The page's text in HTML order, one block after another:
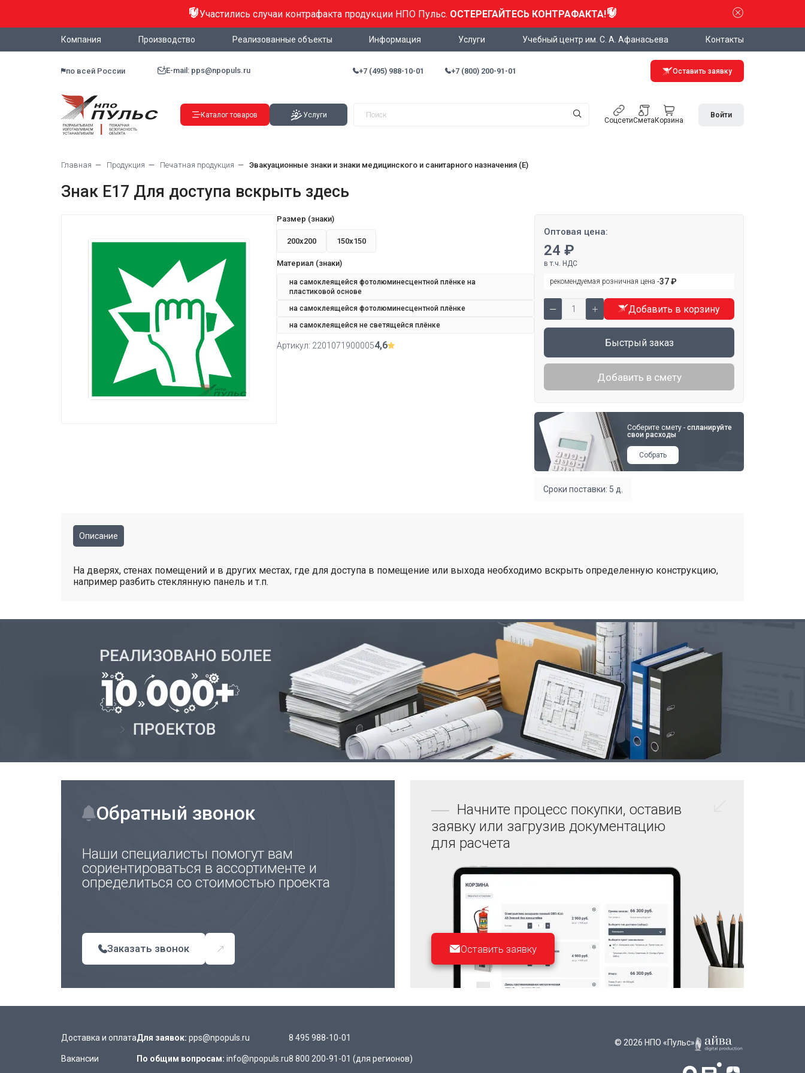
Участились случаи контрафакта продукции НПО Пульс. ОСТЕРЕГАЙТЕСЬ КОНТРАФАКТА!
Компания Производство Реализованные объекты Информация Услуги Учебный центр им. С. А. Афанасьева Контакты
по всей России E-mail: pps@npopuls.ru +7 (495) 988-10-01 +7 (800) 200-91-01 Оставить заявку
Каталог товаров Услуги
СоцсетиСмета Корзина
Войти
Главная Продукция Печатная продукция Эвакуационные знаки и знаки медицинского и санитарного назначения (Е)
Знак E17 Для доступа вскрыть здесь
Размер (знаки)
200х200 150х150
Материал (знаки)
на самоклеящейся фотолюминесцентной плёнке на
пластиковой основе
на самоклеящейся фотолюминесцентной плёнке
на самоклеящейся не светящейся плёнке
Артикул: 22010719000054,6
Оптовая цена:
24 ₽
в т.ч. НДС
рекомендуемая розничная цена ‐37 ₽
Добавить в корзину
Быстрый заказ
Добавить в смету
Соберите смету - спланируйте
свои расходы
Собрать
Сроки поставки: 5 д.
Описание
На дверях, стенах помещений и в других местах, где для доступа в помещение или выхода необходимо вскрыть определенную конструкцию,
например разбить стеклянную панель и т.п.
Обратный звонок
Наши специалисты помогут вам
сориентироваться в ассортименте и
определиться со стоимостью проекта
Заказать звонок
Начните процесс покупки, оставив
заявку или загрузив документацию
для расчета
Оставить заявку
Доставка и оплата
Вакансии
Для заявок: pps@npopuls.ru
По общим вопросам: info@npopuls.ru
8 495 988-10-01
8 800 200-91-01 (для регионов)
© 2026 НПО «Пульс»